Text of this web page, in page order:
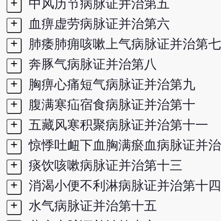
+
中风历节病脉证并治第五
+
血痹虚劳病脉证并治第六
+
肺痿肺痈咳嗽上气病脉证并治第七
+
奔豚气病脉证并治第八
+
胸痹心痛短气病脉证并治第九
+
腹满寒疝宿食病脉证并治第十
+
五藏风寒积聚病脉证并治第十一
+
惊悸吐衄下血胸满瘀血病脉证并
+
痰饮咳嗽病脉证并治第十三
+
消渴小便不利淋病脉证并治第十四
+
水气病脉证并治第十五